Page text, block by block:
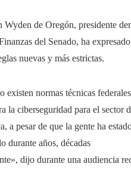
Wyden de Oregón, presidente
del Senado, ha
nuevas y más estrictas.
existen normas técnicas federales
la ciberseguridad para el sector
a pesar de que la gente ha
durante años, décadas
dijo durante una audiencia